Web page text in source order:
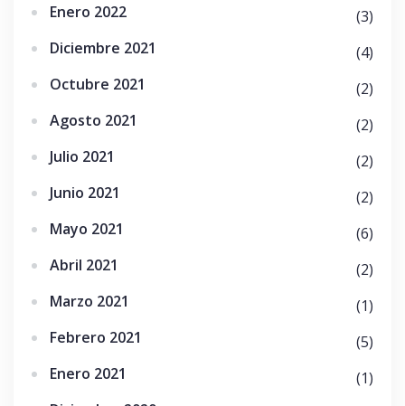
Enero 2022
(3)
Diciembre 2021
(4)
Octubre 2021
(2)
Agosto 2021
(2)
Julio 2021
(2)
Junio 2021
(2)
Mayo 2021
(6)
Abril 2021
(2)
Marzo 2021
(1)
Febrero 2021
(5)
Enero 2021
(1)